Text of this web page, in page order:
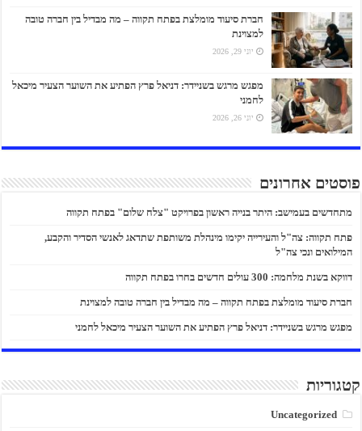
חברת סיעוד מומלצת בפתח תקווה – מה מבדיל בין חברה טובה
למצוינת
יוני 29, 2026
מפגש מרגש בשניידר: דניאל פרץ הפתיע את השוער הצעיר מיכאל
לחמני
יוני 26, 2026
פוסטים אחרונים
מתחדשים בעמישב: היתר בנייה ראשון בפרויקט "צלח שלום" בפתח תקווה
פתח תקווה: צה"ל והעירייה יקימו מינהלת משותפת שתדאג לאנשי הסדיר והקבע,
המילואים ונכי צה"ל
דווקא בשנת מלחמה: 300 עולים חדשים בחרו בפתח תקווה
חברת סיעוד מומלצת בפתח תקווה – מה מבדיל בין חברה טובה למצוינת
מפגש מרגש בשניידר: דניאל פרץ הפתיע את השוער הצעיר מיכאל לחמני
קטגוריות
Uncategorized